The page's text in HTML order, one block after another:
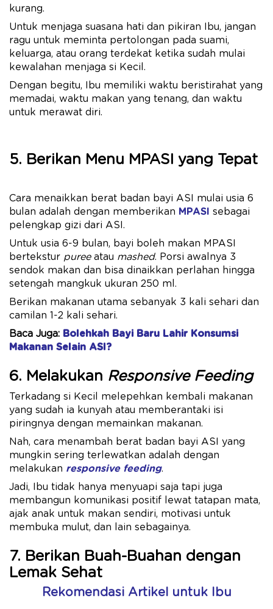
kurang.
Untuk menjaga suasana hati dan pikiran Ibu, jangan
ragu untuk meminta pertolongan pada suami,
keluarga, atau orang terdekat ketika sudah mulai
kewalahan menjaga si Kecil.
Dengan begitu, Ibu memiliki waktu beristirahat yang
memadai, waktu makan yang tenang, dan waktu
untuk merawat diri.
5. Berikan Menu MPASI yang Tepat
Cara menaikkan berat badan bayi ASI mulai usia 6
bulan adalah dengan memberikan MPASI sebagai
pelengkap gizi dari ASI.
Untuk usia 6-9 bulan, bayi boleh makan MPASI
bertekstur puree atau mashed. Porsi awalnya 3
sendok makan dan bisa dinaikkan perlahan hingga
setengah mangkuk ukuran 250 ml.
Berikan makanan utama sebanyak 3 kali sehari dan
camilan 1-2 kali sehari.
Baca Juga: Bolehkah Bayi Baru Lahir Konsumsi
Makanan Selain ASI?
6. Melakukan Responsive Feeding
Terkadang si Kecil melepehkan kembali makanan
yang sudah ia kunyah atau memberantaki isi
piringnya dengan memainkan makanan.
Nah, cara menambah berat badan bayi ASI yang
mungkin sering terlewatkan adalah dengan
melakukan responsive feeding.
Jadi, Ibu tidak hanya menyuapi saja tapi juga
membangun komunikasi positif lewat tatapan mata,
ajak anak untuk makan sendiri, motivasi untuk
membuka mulut, dan lain sebagainya.
7. Berikan Buah-Buahan dengan
Lemak Sehat
Rekomendasi Artikel untuk Ibu